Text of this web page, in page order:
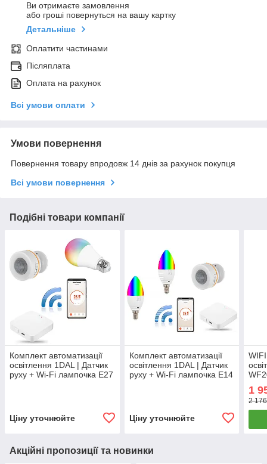
Ви отримаєте замовлення
або гроші повернуться на вашу картку
Детальніше
Оплатити частинами
Післяплата
Оплата на рахунок
Всі умови оплати
Умови повернення
Повернення товару впродовж 14 днів за рахунок покупця
Всі умови повернення
Подібні товари компанії
Комплект автоматизації
освітлення 1DAL | Датчик
руху + Wi-Fi лампочка E27
Ціну уточнюйте
Комплект автоматизації
освітлення 1DAL | Датчик
руху + Wi-Fi лампочка E14
Ціну уточнюйте
|1
2
Акційні пропозиції та новинки